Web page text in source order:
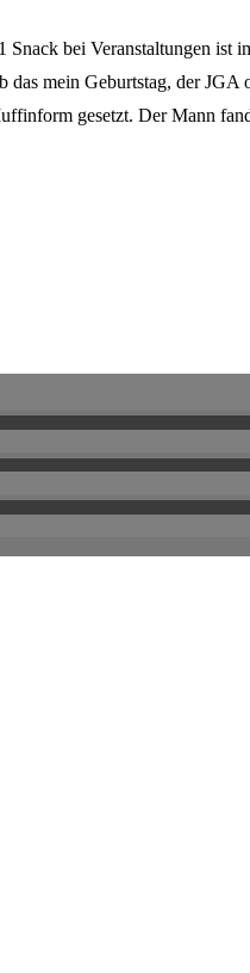
bei Veranstaltungen ist
das mein Geburtstag, der
gesetzt. Der Mann